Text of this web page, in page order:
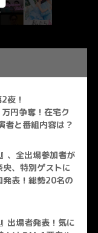
夜！
円争奪！在宅ク
者と番組内容は？
、全出場参加者が
、特別ゲストに
発表！総勢20名の
出場者発表！気に